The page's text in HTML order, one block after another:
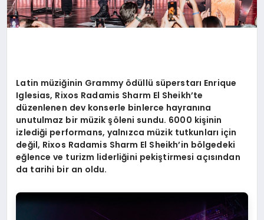
Latin müziğinin Grammy ödüllü süperstarı Enrique
Iglesias, Rixos Radamis Sharm El Sheikh’te
düzenlenen dev konserle binlerce hayranına
unutulmaz bir müzik şöleni sundu. 6000 kişinin
izlediği performans, yalnızca müzik tutkunları için
değil, Rixos Radamis Sharm El Sheikh’in bölgedeki
eğlence ve turizm liderliğini pekiştirmesi açısından
da tarihi bir an oldu.